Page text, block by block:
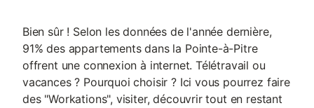
Bien sûr ! Selon les données de l'année dernière,
91% des appartements dans la Pointe-à-Pitre
offrent une connexion à internet. Télétravail ou
vacances ? Pourquoi choisir ? Ici vous pourrez faire
des "Workations", visiter, découvrir tout en restant